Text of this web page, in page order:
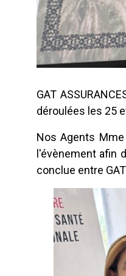
GAT
déroulées les 25
Nos Agents Mme
l'évènement afin
conclue entre